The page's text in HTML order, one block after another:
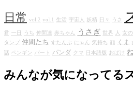
日常 vol.2 vol.1 生活 宇宙人 妖精 日々 うさ
君 一日 うち 仲間達 赤ちゃん うさぎ 世界 人 女の
タンプ 仲間たち すたんぷ にゃん 気持ち 顔 くま
話 ペンギン パート パンダ クマ 日本語版 おばけ
みんなが気になってる